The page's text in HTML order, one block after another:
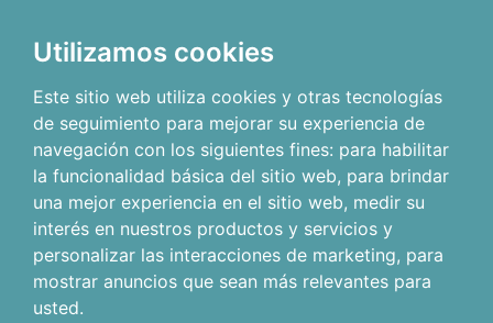
Utilizamos cookies
Este sitio web utiliza cookies y otras tecnologías
de seguimiento para mejorar su experiencia de
navegación con los siguientes fines: para habilitar
la funcionalidad básica del sitio web, para brindar
una mejor experiencia en el sitio web, medir su
interés en nuestros productos y servicios y
personalizar las interacciones de marketing, para
mostrar anuncios que sean más relevantes para
usted.